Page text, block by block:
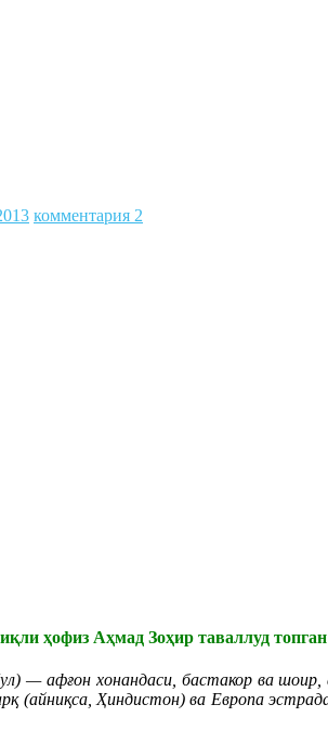
комментария 2
ҳофиз Аҳмад Зоҳир таваллуд
— афғон хонандаси, бастакор ва
Ҳиндистон) ва Европа